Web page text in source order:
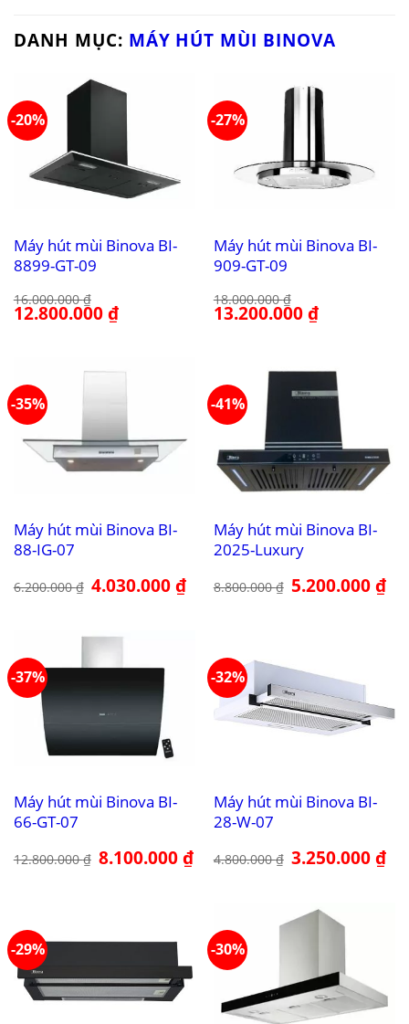
DANH MỤC: MÁY HÚT MÙI BINOVA
-20%
Máy hút mùi Binova BI-
8899-GT-09
16.000.000₫
Giá
gốc
12.800.000₫Giá
hiện
-27%
Máy hút mùi Binova BI-
909-GT-09
18.000.000₫
Giá
gốc
13.200.000₫Giá
hiện
-35%
Máy hút mùi Binova BI-
88-IG-07
6.200.000₫ Giá
gốc
4.030.000₫Giá
hiện
-41%
Máy hút mùi Binova BI-
2025-Luxury
8.800.000₫ Giá
gốc
5.200.000₫Giá
-37%
Máy hút mùi Binova BI-
66-GT-07
12.800.000₫ Giá
gốc
8.100.000₫Giá
hiện
-32%
Máy hút mùi Binova BI-
28-W-07
4.800.000₫ Giá
gốc
3.250.000₫Giá
-29% -30%